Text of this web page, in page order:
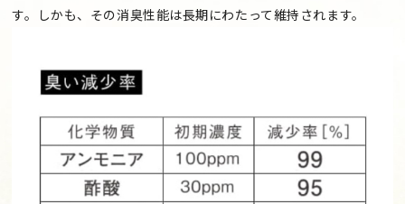
す。しかも、その消臭性能は長期にわたって維持されます。